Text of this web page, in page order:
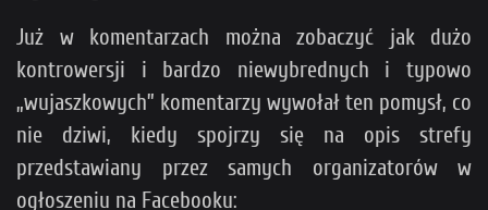
Już w komentarzach można zobaczyć jak dużo
kontrowersji i bardzo niewybrednych i typowo
„wujaszkowych” komentarzy wywołał ten pomysł, co
nie dziwi, kiedy spojrzy się na opis strefy
przedstawiany przez samych organizatorów w
ogłoszeniu na Facebooku: